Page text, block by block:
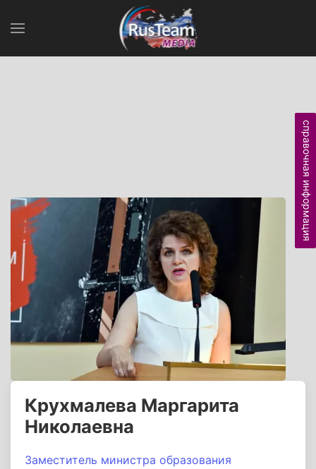
Крухмалева Маргарита
Николаевна
Заместитель министра образования
справочная информация